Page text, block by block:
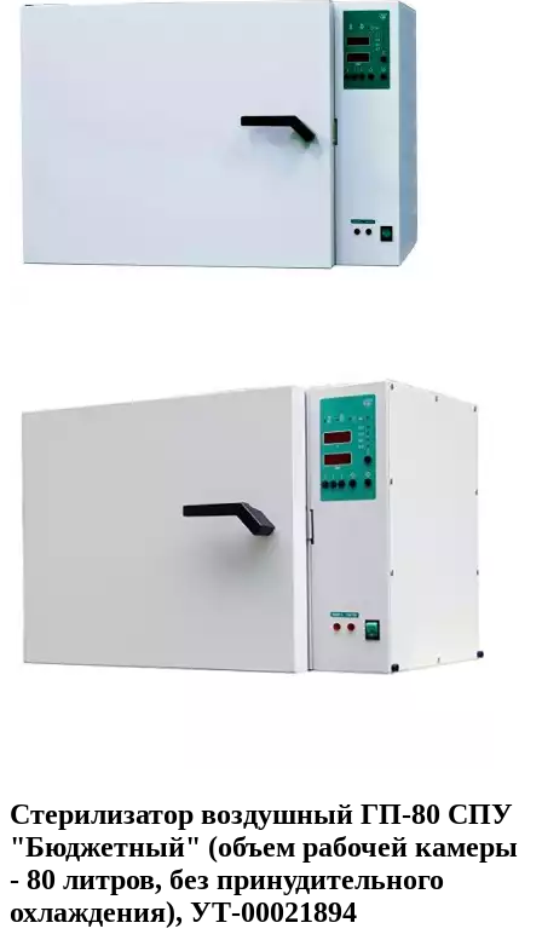
Стерилизатор воздушный ГП-80 СПУ
"Бюджетный" (объем рабочей камеры
- 80 литров, без принудительного
охлаждения), УТ-00021894